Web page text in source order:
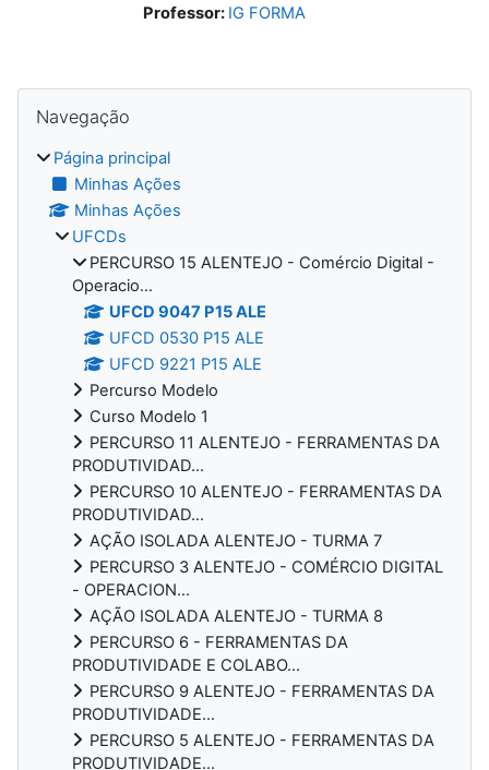
Professor: IG FORMA
Blocos
Navegação
Página principal
Minhas Ações
Minhas Ações
UFCDs
PERCURSO 15 ALENTEJO - Comércio Digital -
Operacio...
UFCD 9047 P15 ALE
UFCD 0530 P15 ALE
UFCD 9221 P15 ALE
Percurso Modelo
Curso Modelo 1
PERCURSO 11 ALENTEJO - FERRAMENTAS DA
PRODUTIVIDAD...
PERCURSO 10 ALENTEJO - FERRAMENTAS DA
PRODUTIVIDAD...
AÇÃO ISOLADA ALENTEJO - TURMA 7
PERCURSO 3 ALENTEJO - COMÉRCIO DIGITAL
- OPERACION...
AÇÃO ISOLADA ALENTEJO - TURMA 8
PERCURSO 6 - FERRAMENTAS DA
PRODUTIVIDADE E COLABO...
PERCURSO 9 ALENTEJO - FERRAMENTAS DA
PRODUTIVIDADE...
PERCURSO 5 ALENTEJO - FERRAMENTAS DA
PRODUTIVIDADE...